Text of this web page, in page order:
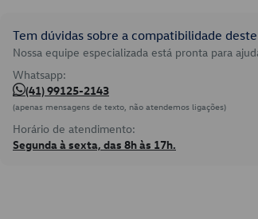
Tem dúvidas sobre a compatibilidade
Nossa equipe especializada está pronta para
Whatsapp:
(41) 99125-2143
(apenas mensagens de texto, não atendemos ligações)
Horário de atendimento:
Segunda à sexta, das 8h às 17h.